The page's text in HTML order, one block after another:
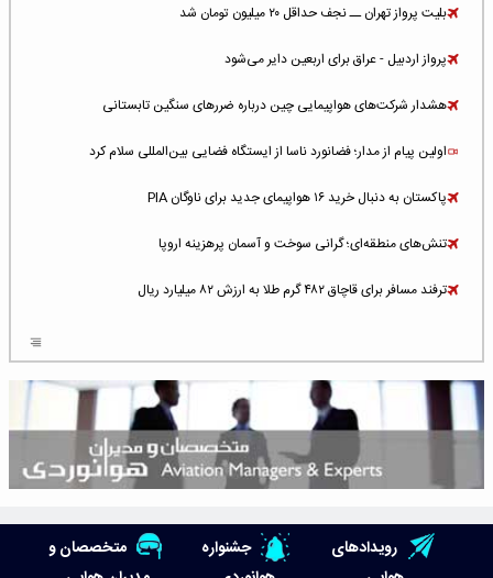
بلیت پرواز تهران ــ نجف حداقل ۲۰ میلیون تومان شد
پرواز اردبیل - عراق برای اربعین دایر می‌شود
هشدار شرکت‌های هواپیمایی چین درباره ضررهای سنگین تابستانی
اولین پیام از مدار؛ فضانورد ناسا از ایستگاه فضایی بین‌المللی سلام کرد
پاکستان به دنبال خرید ۱۶ هواپیمای جدید برای ناوگان PIA
تنش‌های منطقه‌ای؛ گرانی سوخت و آسمان پرهزینه اروپا
ترفند مسافر برای قاچاق ۴۸۲ گرم طلا به ارزش ۸۲ میلیارد ریال
شلوغ‌ترین فرودگاه‌های اروپا در ۲۰۲۵: لندن، استانبول و پاریس
پخش زنده پرواز سیزدهم موشک استارشیپ اسپیس‌ایکس [جمعه ساعت ۰۱:۴۵]
هوش مصنوعی وارد تعمیر و بازرسی موتورهای هواپیما شد
حمله هوایی به تأسیسات فرودگاه سمنان
رویدادهای
جشنواره
متخصصان و